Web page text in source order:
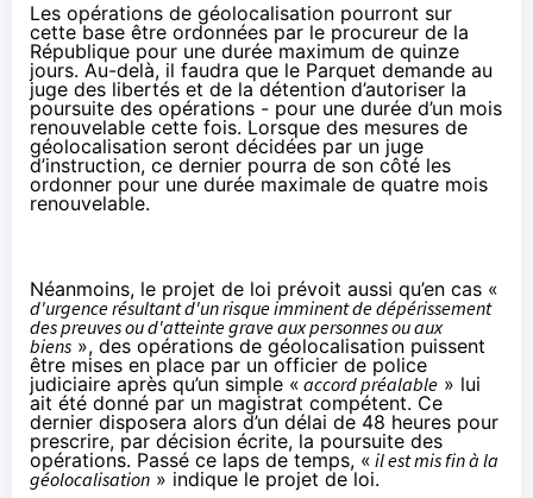
Les opérations de géolocalisation pourront sur
cette base être ordonnées par le procureur de la
République pour une durée maximum de quinze
jours. Au-delà, il faudra que le Parquet demande au
juge des libertés et de la détention d’autoriser la
poursuite des opérations - pour une durée d’un mois
renouvelable cette fois. Lorsque des mesures de
géolocalisation seront décidées par un juge
d’instruction, ce dernier pourra de son côté les
ordonner pour une durée maximale de quatre mois
renouvelable.
Néanmoins, le projet de loi prévoit aussi qu’en cas «
d'urgence résultant d'un risque imminent de dépérissement
des preuves ou d'atteinte grave aux personnes ou aux
biens », des opérations de géolocalisation puissent
être mises en place par un officier de police
judiciaire après qu’un simple « accord préalable » lui
ait été donné par un magistrat compétent. Ce
dernier disposera alors d’un délai de 48 heures pour
prescrire, par décision écrite, la poursuite des
opérations. Passé ce laps de temps, « il est mis fin à la
géolocalisation » indique le projet de loi.